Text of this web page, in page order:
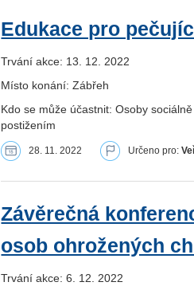
Edukace pro
Trvání akce: 13. 12. 2022
Místo konání: Zábřeh
Kdo se může účastnit: Osoby
postižením
28. 11. 2022 Určeno pro:
Závěrečná
osob ohrožených
Trvání akce: 6. 12. 2022